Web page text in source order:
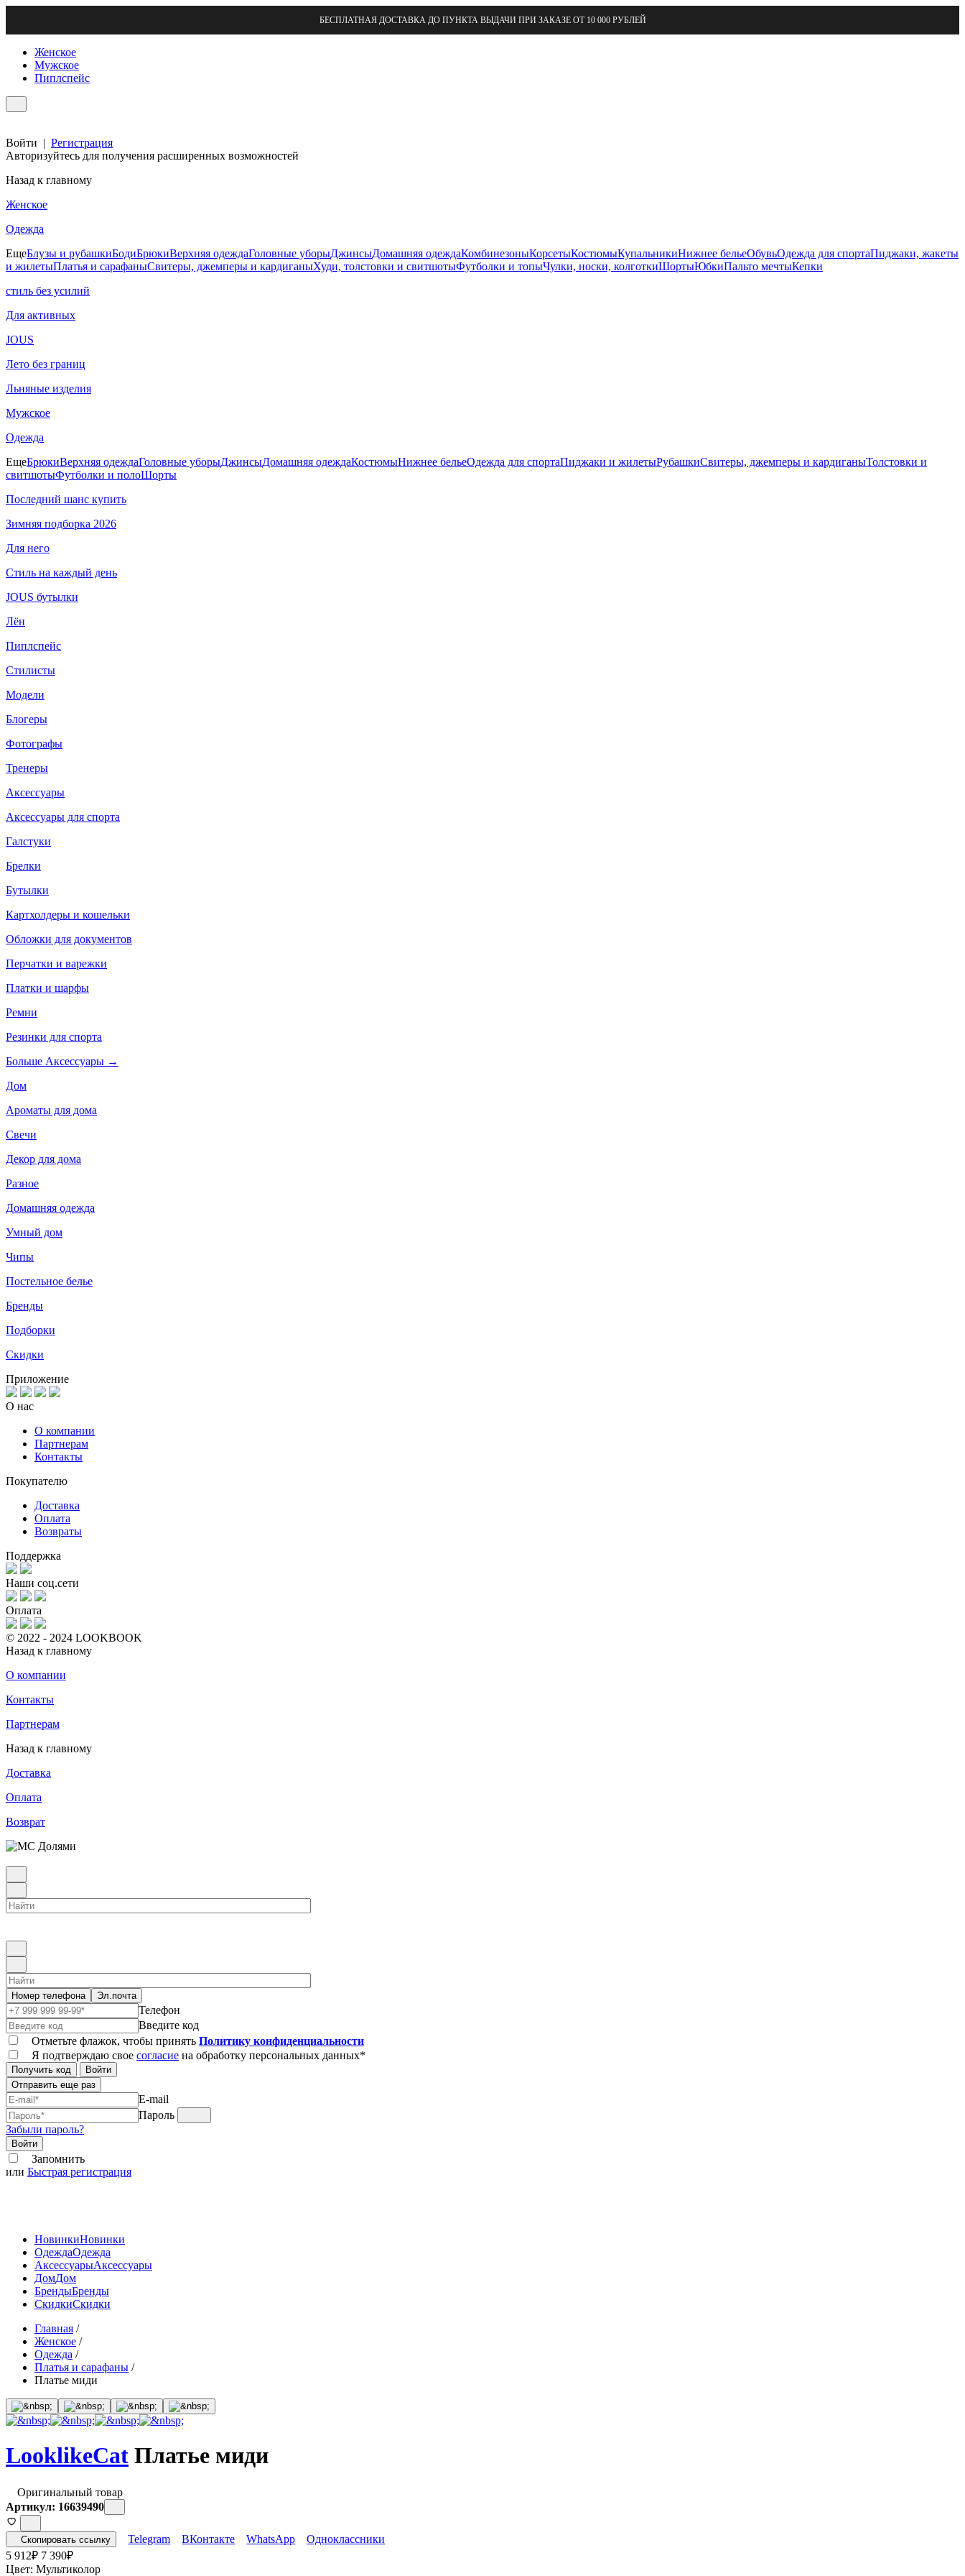
БЕСПЛАТНАЯ ДОСТАВКА ДО ПУНКТА ВЫДАЧИ ПРИ ЗАКАЗЕ ОТ 10 000 РУБЛЕЙ
Женское
Мужское
Пиплспейс
Войти | Регистрация
Авторизуйтесь для получения расширенных возможностей
Назад к главному
Женское
Одежда
ЕщеБлузы и рубашкиБодиБрюкиВерхняя одеждаГоловные уборыДжинсыДомашняя одеждаКомбинезоныКорсетыКостюмыКупальникиНижнее бельеОбувьОдежда для спортаПиджаки, жакеты
и жилетыПлатья и сарафаныСвитеры, джемперы и кардиганыХуди, толстовки и свитшотыФутболки и топыЧулки, носки, колготкиШортыЮбкиПальто мечтыКепки
стиль без усилий
Для активных
JOUS
Лето без границ
Льняные изделия
Мужское
Одежда
ЕщеБрюкиВерхняя одеждаГоловные уборыДжинсыДомашняя одеждаКостюмыНижнее бельеОдежда для спортаПиджаки и жилетыРубашкиСвитеры, джемперы и кардиганыТолстовки и
свитшотыФутболки и полоШорты
Последний шанс купить
Зимняя подборка 2026
Для него
Стиль на каждый день
JOUS бутылки
Лён
Пиплспейс
Стилисты
Модели
Блогеры
Фотографы
Тренеры
Аксессуары
Аксессуары для спорта
Галстуки
Брелки
Бутылки
Картхолдеры и кошельки
Обложки для документов
Перчатки и варежки
Платки и шарфы
Ремни
Резинки для спорта
Больше Аксессуары →
Дом
Ароматы для дома
Свечи
Декор для дома
Разное
Домашняя одежда
Умный дом
Чипы
Постельное белье
Бренды
Подборки
Скидки
Приложение
О нас
О компании
Партнерам
Контакты
Покупателю
Доставка
Оплата
Возвраты
Поддержка
Наши соц.сети
Оплата
© 2022 - 2024 LOOKBOOK
Назад к главному
О компании
Контакты
Партнерам
Назад к главному
Доставка
Оплата
Возврат
Номер телефона Эл.почта
Телефон
Введите код
Отметьте флажок, чтобы принять Политику конфиденциальности
Я подтверждаю свое согласие на обработку персональных данных*
Получить код
Войти
Отправить еще раз
E-mail
Пароль
Забыли пароль?
Войти
Запомнить
или Быстрая регистрация
НовинкиНовинки
ОдеждаОдежда
АксессуарыАксессуары
ДомДом
БрендыБренды
СкидкиСкидки
Главная /
Женское /
Одежда /
Платья и сарафаны /
Платье миди
LooklikeCat Платье миди
Оригинальный товар
Артикул: 16639490
Скопировать ссылку Telegram ВКонтакте WhatsApp
Одноклассники
5 912₽ 7 390₽
Цвет: Мультиколор